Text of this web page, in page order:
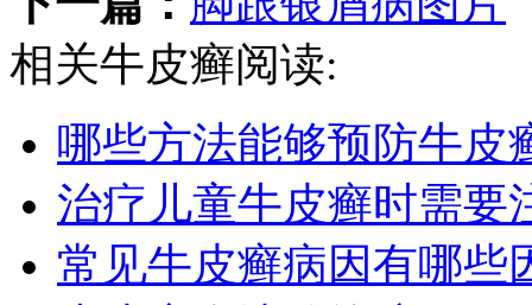
相关牛皮癣阅读:
哪些方法能够预防牛皮
治疗儿童牛皮癣时需要
常见牛皮癣病因有哪些